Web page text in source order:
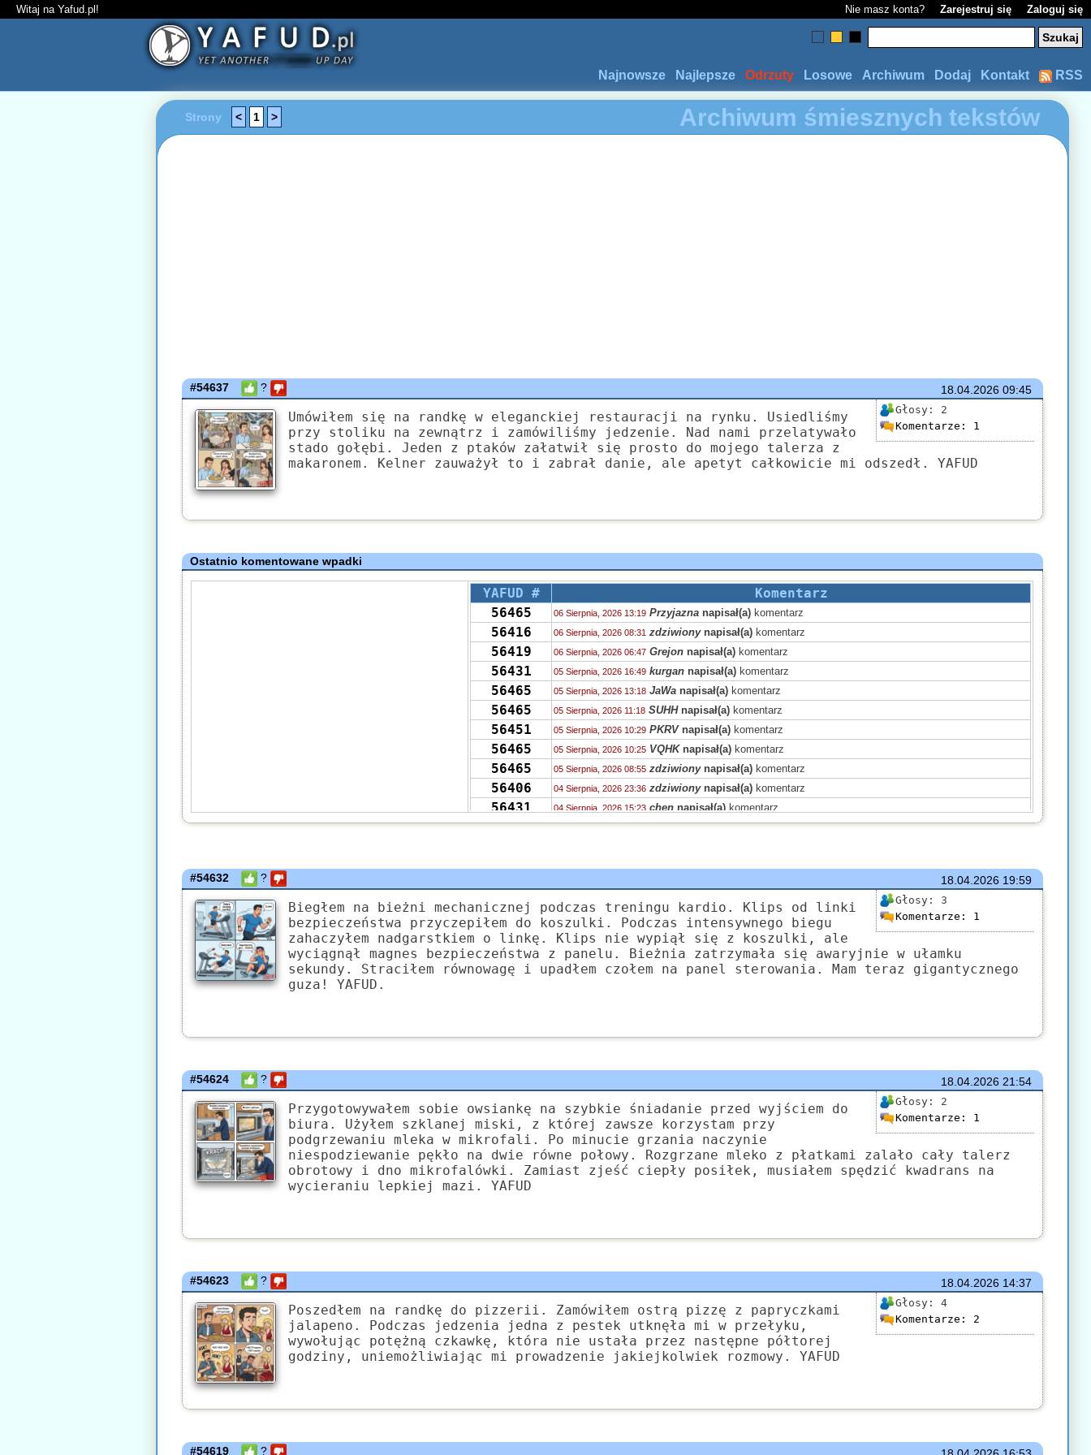
Witaj na Yafud.pl! Nie masz konta? Zarejestruj się Zaloguj się
RSS
Kontakt
Dodaj
Archiwum
Losowe
Odrzuty
Najlepsze
Najnowsze
Archiwum śmiesznych tekstów
Strony < 1 >
18.04.202609:45
#54637 ?
Głosy: 2
Komentarze: 1
Umówiłem się na randkę w eleganckiej restauracji na rynku. Usiedliśmy
przy stoliku na zewnątrz i zamówiliśmy jedzenie. Nad nami przelatywało
stado gołębi. Jeden z ptaków załatwił się prosto do mojego talerza z
makaronem. Kelner zauważył to i zabrał danie, ale apetyt całkowicie mi odszedł. YAFUD
Ostatnio komentowane wpadki
YAFUD #
Komentarz
56465
06 Sierpnia, 2026 13:19 Przyjazna napisał(a) komentarz
56416 06 Sierpnia, 2026 08:31 zdziwionynapisał(a) komentarz
56419 06 Sierpnia, 2026 06:47 Grejon napisał(a) komentarz
56431 05 Sierpnia, 2026 16:49 kurgan napisał(a) komentarz
56465 05 Sierpnia, 2026 13:18 JaWa napisał(a) komentarz
56465 05 Sierpnia, 2026 11:18 SUHHnapisał(a) komentarz
56451 05 Sierpnia, 2026 10:29 PKRVnapisał(a) komentarz
56465 05 Sierpnia, 2026 10:25 VQHKnapisał(a) komentarz
56465 05 Sierpnia, 2026 08:55 zdziwionynapisał(a) komentarz
56406 04 Sierpnia, 2026 23:36 zdziwionynapisał(a) komentarz
56431 04 Sierpnia, 2026 15:23 chen napisał(a) komentarz
56421 04 Sierpnia, 2026 15:12 Grejonnapisał(a)komentarz
378 Tunnnapisał(a)komentarz
56451 Alanapisał(a)komentarz
55704 04 Sierpnia, 2026 02:47 Zyna napisał(a) komentarz
56406 04 Sierpnia, 2026 01:20 S.napisał(a)komentarz
56406 04 Sierpnia, 2026 00:40 Dziewczynanapisał(a)komentarz
56451 03 Sierpnia, 2026 22:04 S napisał(a) komentarz
18.04.202619:59
#54632 ?
Głosy: 3
Komentarze: 1
Biegłem na bieżni mechanicznej podczas treningu kardio. Klips od linki
bezpieczeństwa przyczepiłem do koszulki. Podczas intensywnego biegu
zahaczyłem nadgarstkiem o linkę. Klips nie wypiął się z koszulki, ale
wyciągnął magnes bezpieczeństwa z panelu. Bieżnia zatrzymała się awaryjnie w ułamku
sekundy. Straciłem równowagę i upadłem czołem na panel sterowania. Mam teraz gigantycznego
guza! YAFUD.
18.04.202621:54
#54624 ?
Głosy: 2
Komentarze: 1
Przygotowywałem sobie owsiankę na szybkie śniadanie przed wyjściem do
biura. Użyłem szklanej miski, z której zawsze korzystam przy
podgrzewaniu mleka w mikrofali. Po minucie grzania naczynie
niespodziewanie pękło na dwie równe połowy. Rozgrzane mleko z płatkami zalało cały talerz
obrotowy i dno mikrofalówki. Zamiast zjeść ciepły posiłek, musiałem spędzić kwadrans na
wycieraniu lepkiej mazi. YAFUD
18.04.202614:37
#54623 ?
Głosy: 4
Komentarze: 2
Poszedłem na randkę do pizzerii. Zamówiłem ostrą pizzę z papryczkami
jalapeno. Podczas jedzenia jedna z pestek utknęła mi w przełyku,
wywołując potężną czkawkę, która nie ustała przez następne półtorej
godziny, uniemożliwiając mi prowadzenie jakiejkolwiek rozmowy. YAFUD
#54619 ?